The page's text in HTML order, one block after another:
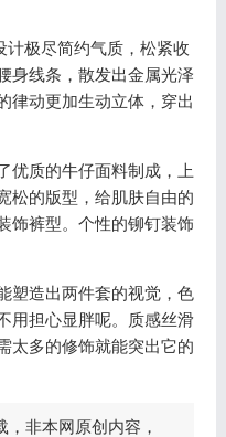
极尽简约气质，松紧收
身线条，散发出金属光泽
律动更加生动立体，穿出
优质的牛仔面料制成，上
松的版型，给肌肤自由的
饰裤型。个性的铆钉装饰
塑造出两件套的视觉，色
用担心显胖呢。质感丝滑
太多的修饰就能突出它的
非本网原创内容，